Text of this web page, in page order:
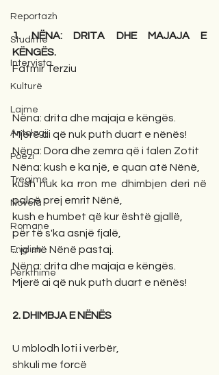
Reportazh
Studime
Intervista
Kulturë
Lajme
Antologji
Poezi
Tregime
Novela
Romane
English
Përkthime
1. NËNA: DRITA DHE MAJAJA E
KËNGËS.
Fatmir Terziu
Nëna: drita dhe majaja e këngës.
Mjerë ai që nuk puth duart e nënës!
Nëna: Dora dhe zemra që i falen Zotit
Nëna: kush e ka një, e quan atë Nënë,
kush nuk ka rron me dhimbjen deri në
palcë prej emrit Nënë,
kush e humbet që kur është gjallë,
për të s'ka asnjë fjalë,
... jo më Nënë pastaj.
Nëna: drita dhe majaja e këngës.
Mjerë ai që nuk puth duart e nënës!
2. DHIMBJA E NËNËS
U mblodh loti i verbër,
shkuli me forcë